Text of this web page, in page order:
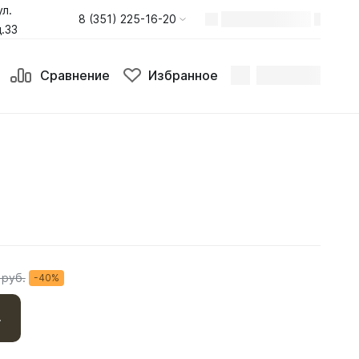
8 (351) 225-16-20
Сравнение Избранное
-40%